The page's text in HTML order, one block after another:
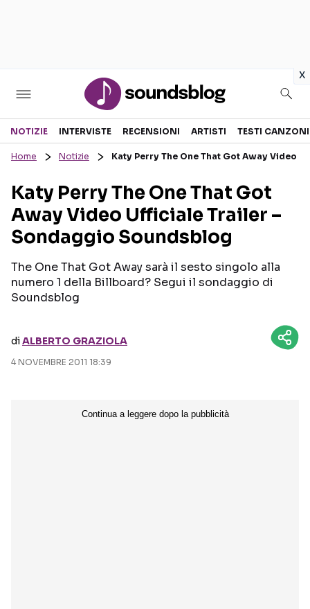
x
Sezioni
RECENSIONI MUSICALI
INTERVISTE
GOSSIP E CURIOSITÀ
TESTI CANZONI
TOUR ED EVENTI
TALENT SHOW
Seguici sui social
NOTIZIE INTERVISTE RECENSIONI ARTISTI TESTI CANZONI
Home Notizie Katy Perry The One That Got Away Video
Katy Perry The One That Got
Away Video Ufficiale Trailer –
Sondaggio Soundsblog
The One That Got Away sarà il sesto singolo alla
numero 1 della Billboard? Segui il sondaggio di
Soundsblog
diALBERTO GRAZIOLA
4 NOVEMBRE 2011 18:39